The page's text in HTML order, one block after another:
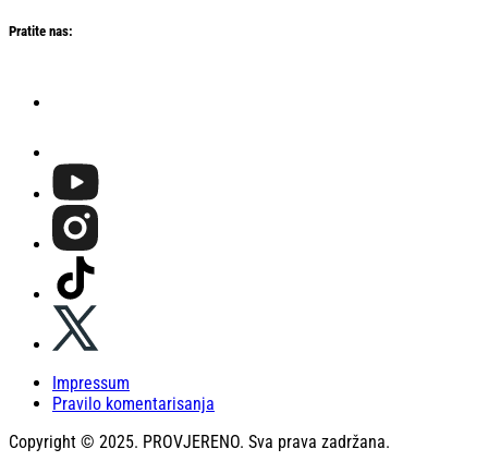
Pratite nas:
Impressum
Pravilo komentarisanja
Copyright © 2025. PROVJERENO. Sva prava zadržana.